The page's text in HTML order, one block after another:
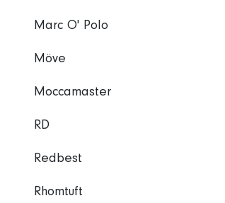
Marc O' Polo
Möve
Moccamaster
RD
Redbest
Rhomtuft